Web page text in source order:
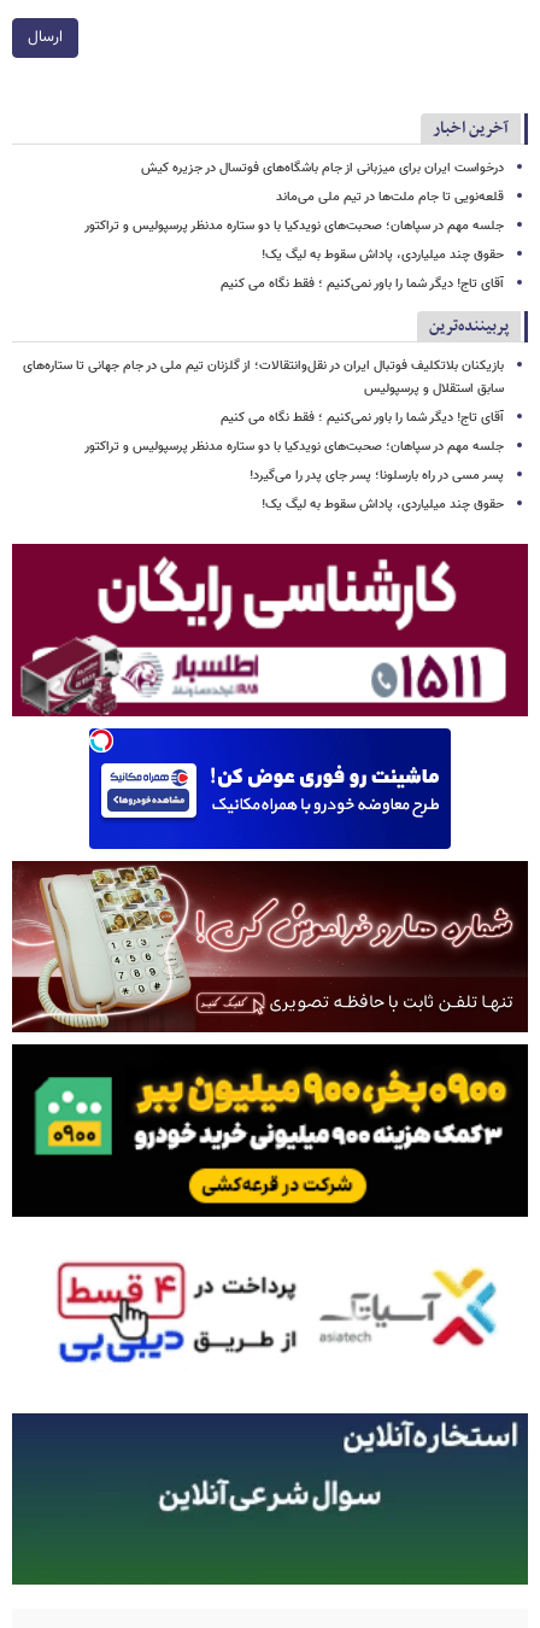
ارسال
آخرین اخبار
درخواست ایران برای میزبانی از جام باشگاه‌های فوتسال در جزیره کیش
قلعه‌نویی تا جام ملت‌ها در تیم ملی می‌ماند
جلسه مهم در سپاهان؛ صحبت‌های نویدکیا با دو ستاره مدنظر پرسپولیس و تراکتور
حقوق چند میلیاردی، پاداش سقوط به لیگ یک!
آقای تاج! دیگر شما را باور نمی‌کنیم ؛ فقط نگاه می کنیم
پربیننده‌ترین
بازیکنان بلاتکلیف فوتبال ایران در نقل‌وانتقالات؛ از گلزنان تیم ملی در جام جهانی تا ستاره‌های
سابق استقلال و پرسپولیس
آقای تاج! دیگر شما را باور نمی‌کنیم ؛ فقط نگاه می کنیم
جلسه مهم در سپاهان؛ صحبت‌های نویدکیا با دو ستاره مدنظر پرسپولیس و تراکتور
پسر مسی در راه بارسلونا؛ پسر جای پدر را می‌گیرد!
حقوق چند میلیاردی، پاداش سقوط به لیگ یک!